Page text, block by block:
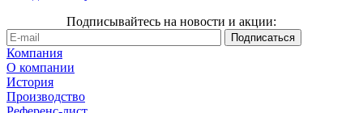
Подписывайтесь на новости и акции:
Компания
О компании
История
Производство